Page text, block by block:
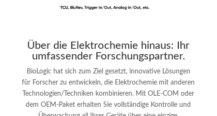
Über die Elektrochemie hinaus: Ihr
umfassender Forschungspartner.
BioLogic hat sich zum Ziel gesetzt, innovative Lösungen
für Forscher zu entwickeln, die Elektrochemie mit anderen
Technologien/Techniken kombinieren. Mit OLE-COM oder
dem OEM-Paket erhalten Sie vollständige Kontrolle und